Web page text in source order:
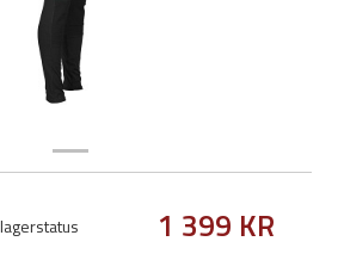
1 399 KR